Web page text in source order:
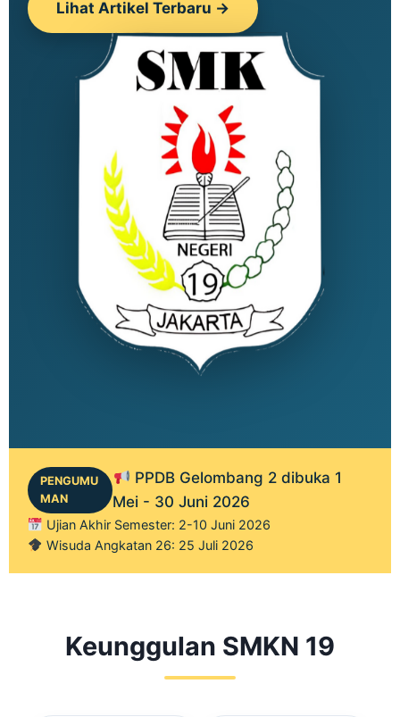
Lihat Artikel Terbaru →
PENGUMU
MAN
PPDB Gelombang 2 dibuka 1
Mei - 30 Juni 2026
Ujian Akhir Semester: 2-10 Juni 2026
Wisuda Angkatan 26: 25 Juli 2026
Keunggulan SMKN 19